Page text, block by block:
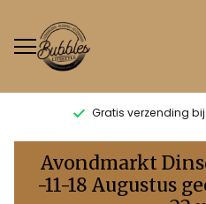
Gratis verzending
Law
2240
Avondmarkt
-11-18 Augustus